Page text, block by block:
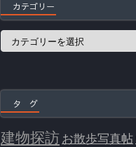
カテゴリー
カ
タ グ
建物探訪 お散歩写真帖